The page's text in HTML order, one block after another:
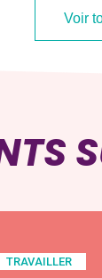
Voir
TRAVAILLER